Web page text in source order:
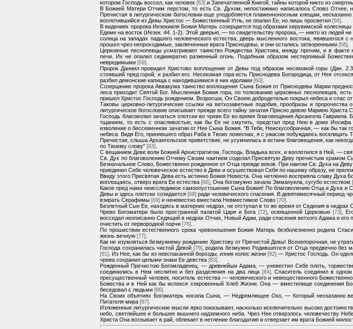
котором Господь воссел, как человек [53] и Запечатленной Книгой, тайны которой никто из
В Божией Матери Отчим перстом, то есть Св. Духом, непостижимо написалось Слово Отчее,
Пречистая в литургическом богословии еще уподобляется пламенноносным клещам,
воплотившийся из Девы Христос — Божественный Угль, не опалил Ее, но лишь просветил [56]
В видениях пророка Иезекииля Божия Матерь созерцается под образами херувимской
Едеме на восток (Иезек. 44. 1-2). Этой дверью, — по свидетельству пророка, — никто из людей
солнца на западах падшего человеческого естества, дверь мысленного востока, явившегося
прошел чрез непроходимые, заключенные врата Приснодевы, и они остались затворенными [58]
Церковные песнопевцы усматривают таинство Рождества Христова, между прочим, и в факте
печи. Их не опалил седмикратно разженный огонь. Подобным образом нестерпимый
невредимыми [59]
Пророк Даниил провидел Христово воплощение от Девы под образом несекомой горы (Дан.
стоявший пред горой, и разбил его. Несекомая гора есть Приснодева Богородица, от Нея
разбил демонские капища с находившимися в них идолами [60]
Созерцанию пророка Аввакума таинство воплощения Сына Божия от Приснодевы Марии
леса приходит Святой Бог. Мысленная Божия гора, по толкованию церковных песнопевцев,
пришел Христос Господь рождением. Возросши, Он Своею добродетелью покрыл небеса и спас
Таковы церковно-литургические ссылки на ветхозаветные подобия, прообразы и
литургическое богословие описывает прежде всего тайну зачатия Присно девою Мариею Христа
Господь благоволил зачаться плотски во чреве Ее во время благовещения Архангела
тщанием, то есть с опасливостью, как бы Ее не смутить, предстал пред Нею в доме Иосифа
изволение о бессеменном зачатии от Нее Сына Божия. "В Тебе, Неискусобрачная, — как бы
небеса. Видя Его, принявшего образ Раба в Твоих ложеснах, я с ужасом побуждаюсь восклицать
Пречистая, слыша Архангельское приветствие, не усумнилась в истине благовещения, как
по Твоему слову" [63]
С вещанием Деве воли Божией Архистратигом, Господь, Владыка всех, и воплотился в Ней, —
Св. Дух по благоволению Отчему Своим наитием соделал Пресвятую Деву пречистым храмом
Безначальное Слово, Божественно рожденное от Отца прежде веков. При наитии Св. Духа на
приединил Себе человеческое естество в Деве и осушествовал Себя по нашему образу, не
Ввиду этого Пресвятая Дева есть истинно Божия Невеста. Она нетленно восприяла славу
воплощаясь, отверз врата Ее естества [66] , Она богомужно зачала Эммануила, сугубо естеством
Какое пред нами неисследимое самоопустошение Сына Божия! По благоволению Отца и Духа
Девы и здесь плотски созидается [68]ради человеческого спасения. В девятимесячный период
взирать Серафимы [69] и неневестно вместила Невместимое Слово [70]
Безлетный Сын Ее, находясь в матерних недрах, не отступал в то же время от Седения в недрах
Чрево Богоматери было пространной палатой Царя и Бога [72] , освященной Церковью [73] ,
восседал неописанно Седящий в недрах Отчих, Новый Адам, ради спасения ветхого Адама и его
очистить от первородной порчи [76]
По прошествии естественного срока чревоношения Божия Матерь безболезненно родила
жизнь вечную [77]
Как не изумляться безмужнему рождению Христову от Пречистой Девы! Всенепорочная, не
Господа сохранилась чистой Девой [79], родила безмужно Родившегося от Отца предвечно без
[81] . Из Нее, как бы из невспаханной борозды, изник колос жизни[82] — Христос Господь. Он
чрева сохранил целыми знаки Ее девства [83]
Рожденный Пречистою Богомладенец, — древнейши Адама, — уневестил Себе плоть,
соединились в Нем неслитно и без разделения на два лица [84]. Спаситель соединил в
пресущественный человек, носитель естества — человеческого и невещественного
Божества и в Ней как бы испекся сокровенный Хлеб Жизни. Она — вместилище соединения
беседовал с людьми [86]
На Своих объятиях Богоматерь носила Сына, — Недремлющее Око, — Который несказанно
Питателя мира [87]
Изложенные литургические мысли ярко показывают, насколько исключительно высоко
небо, светлейшее и большее вышнего надземного неба. Чрез Нее отверзлось человечеству
Христа Она воззывает в рай, облекает в нетление благодатию и отверзает им врата Божией